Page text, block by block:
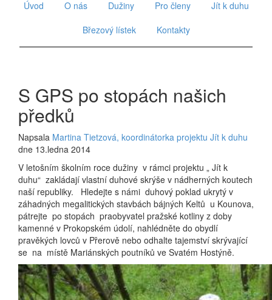
Úvod
O nás Dužiny Pro členy
Jít k duhu
Březový lístek
Kontakty
S GPS po stopách našich
předků
Napsala Martina Tietzová, koordinátorka projektu Jít k duhu
dne 13.ledna 2014
V letošním školním roce dužiny v rámci projektu „ Jít k
duhu“ zakládají vlastní duhové skrýše v nádherných koutech
naší republiky. Hledejte s námi duhový poklad ukrytý v
záhadných megalitických stavbách bájných Keltů u Kounova,
pátrejte po stopách praobyvatel pražské kotliny z doby
kamenné v Prokopském údolí, nahlédněte do obydlí
pravěkých lovců v Přerově nebo odhalte tajemství skrývající
se na místě Mariánských poutníků ve Svatém Hostýně.